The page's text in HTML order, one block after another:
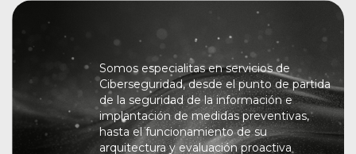
Somos especialitas en servicios de
Ciberseguridad, desde el punto de partida
de la seguridad de la información e
implantación de medidas preventivas,
hasta el funcionamiento de su
arquitectura y evaluación proactiva